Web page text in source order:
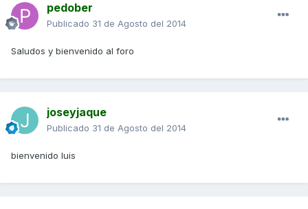
pedober
Publicado 31 de Agosto del 2014
Saludos y bienvenido al foro
joseyjaque
Publicado 31 de Agosto del 2014
bienvenido luis